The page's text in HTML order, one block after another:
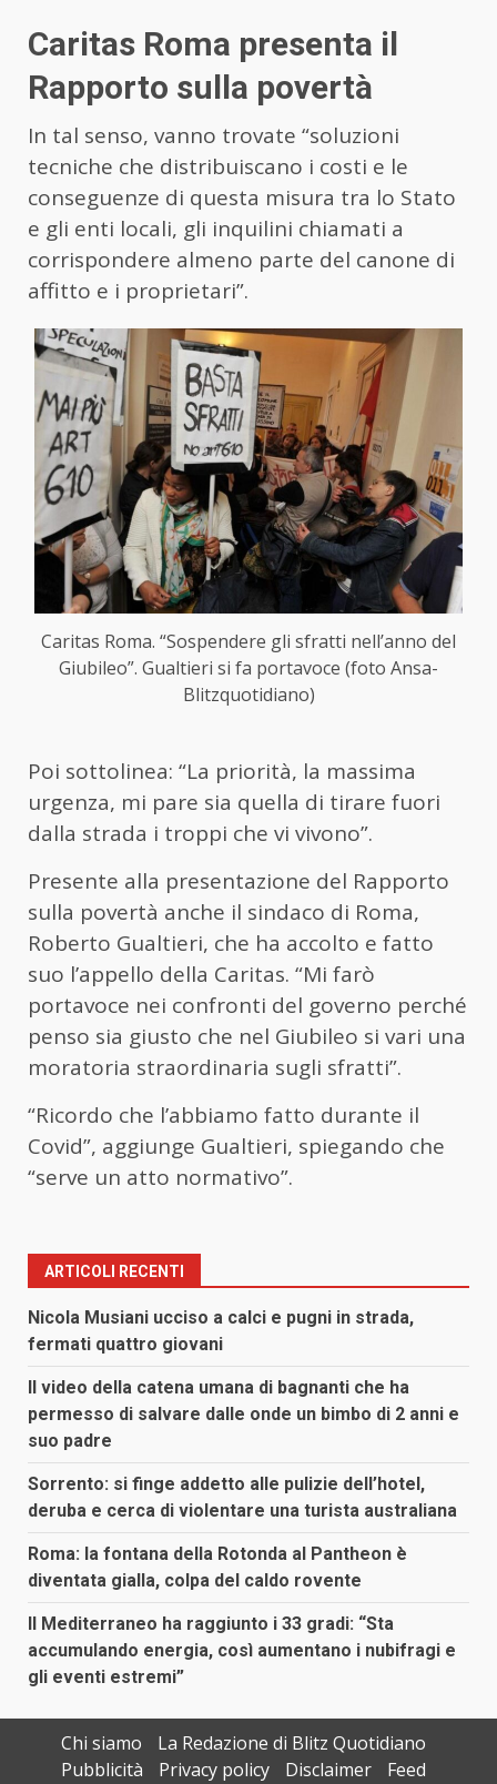
Caritas Roma presenta il
Rapporto sulla povertà
In tal senso, vanno trovate “soluzioni
tecniche che distribuiscano i costi e le
conseguenze di questa misura tra lo Stato
e gli enti locali, gli inquilini chiamati a
corrispondere almeno parte del canone di
affitto e i proprietari”.
Caritas Roma. “Sospendere gli sfratti nell’anno del
Giubileo”. Gualtieri si fa portavoce (foto Ansa-
Blitzquotidiano)
Poi sottolinea: “La priorità, la massima
urgenza, mi pare sia quella di tirare fuori
dalla strada i troppi che vi vivono”.
Presente alla presentazione del Rapporto
sulla povertà anche il sindaco di Roma,
Roberto Gualtieri, che ha accolto e fatto
suo l’appello della Caritas. “Mi farò
portavoce nei confronti del governo perché
penso sia giusto che nel Giubileo si vari una
moratoria straordinaria sugli sfratti”.
“Ricordo che l’abbiamo fatto durante il
Covid”, aggiunge Gualtieri, spiegando che
“serve un atto normativo”.
ARTICOLI RECENTI
Nicola Musiani ucciso a calci e pugni in strada,
fermati quattro giovani
Il video della catena umana di bagnanti che ha
permesso di salvare dalle onde un bimbo di 2 anni e
suo padre
Sorrento: si finge addetto alle pulizie dell’hotel,
deruba e cerca di violentare una turista australiana
Roma: la fontana della Rotonda al Pantheon è
diventata gialla, colpa del caldo rovente
Il Mediterraneo ha raggiunto i 33 gradi: “Sta
accumulando energia, così aumentano i nubifragi e
gli eventi estremi”
Chi siamo
La Redazione di Blitz Quotidiano
Pubblicità
Privacy policy Disclaimer Feed